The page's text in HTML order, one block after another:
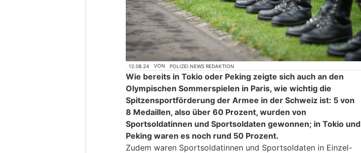
12.08.24 VON POLIZEI.NEWS REDAKTION
Wie bereits in Tokio oder Peking zeigte sich auch an den
Olympischen Sommerspielen in Paris, wie wichtig die
Spitzensportförderung der Armee in der Schweiz ist: 5 von
8 Medaillen, also über 60 Prozent, wurden von
Sportsoldatinnen und Sportsoldaten gewonnen; in Tokio und
Peking waren es noch rund 50 Prozent.
Zudem waren Sportsoldatinnen und Sportsoldaten in Einzel-